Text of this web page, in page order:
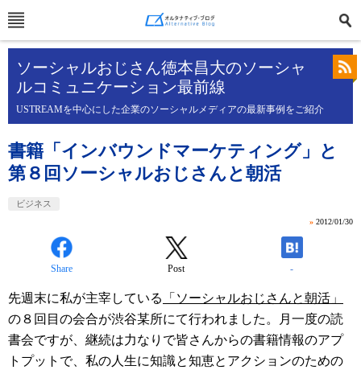
ソーシャルおじさん徳本昌大のソーシャ
ルコミュニケーション最前線
USTREAMを中心にした企業のソーシャルメディアの最新事例をご紹介
書籍「インバウンドマーケティング」と
第８回ソーシャルおじさんと朝活
ビジネス
» 2012/01/30
Share Post -
先週末に私が主宰している
「ソーシャルおじさんと朝活」
の８回目の会合が渋谷某所にて行われました。月一度の読
書会ですが、継続は力なりで皆さんからの書籍情報のアプ
トプットで、私の人生に知識と知恵とアクションのための